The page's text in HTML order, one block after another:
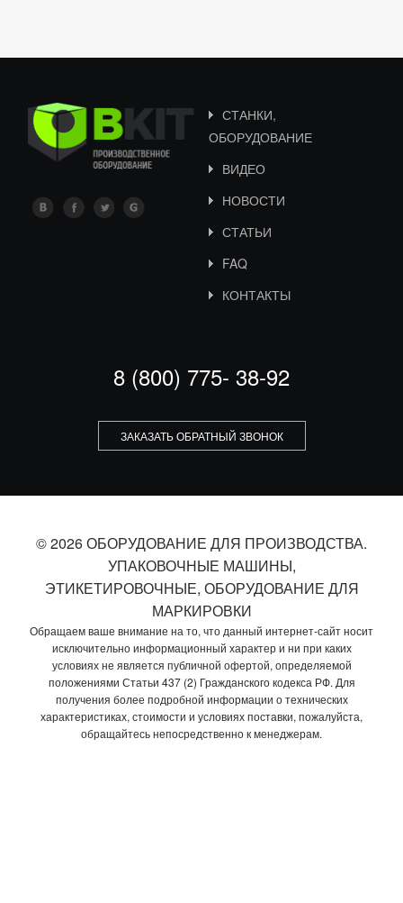
СТАНКИ,
ОБОРУДОВАНИЕ
ВИДЕО
НОВОСТИ
СТАТЬИ
FAQ
КОНТАКТЫ
8 (800) 775- 38-92
ЗАКАЗАТЬ ОБРАТНЫЙ ЗВОНОК
© 2026 ОБОРУДОВАНИЕ ДЛЯ ПРОИЗВОДСТВА.
УПАКОВОЧНЫЕ МАШИНЫ,
ЭТИКЕТИРОВОЧНЫЕ, ОБОРУДОВАНИЕ ДЛЯ
МАРКИРОВКИ
Обращаем ваше внимание на то, что данный интернет-сайт носит
исключительно информационный характер и ни при каких
условиях не является публичной офертой, определяемой
положениями Статьи 437 (2) Гражданского кодекса РФ. Для
получения более подробной информации о технических
характеристиках, стоимости и условиях поставки, пожалуйста,
обращайтесь непосредственно к менеджерам.